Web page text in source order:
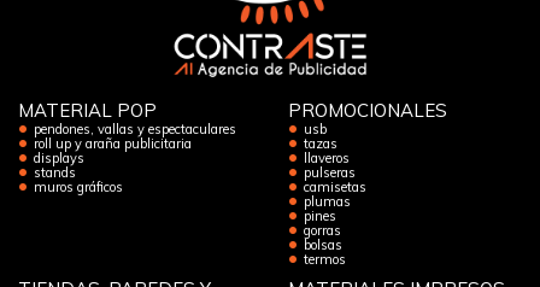
MATERIAL POP
pendones, vallas y espectaculares
roll up y araña publicitaria
displays
stands
muros gráficos
PROMOCIONALES
usb
tazas
llaveros
pulseras
camisetas
plumas
pines
gorras
bolsas
termos